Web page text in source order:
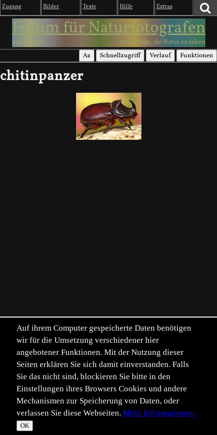
Zugang Bilder Texte Hilfe Extras
Forum für Naturfotografen
2003-2026 1000 Wege, die Natur zu sehen
Az Schnellzugriff Verlauf Funktionen
chitinpanzer
Auf ihrem Computer gespeicherte Daten benötigen
wir für die Umsetzung verschiedener hier
angebotener Funktionen. Mit der Nutzung dieser
Seiten erklären Sie sich damit einverstanden. Falls
Sie das nicht sind, blockieren Sie bitte in den
Einstellungen ihres Browsers Cookies und andere
Mechanismen zur Speicherung von Daten, oder
verlassen Sie diese Webseiten. Mehr Informationen.
OK